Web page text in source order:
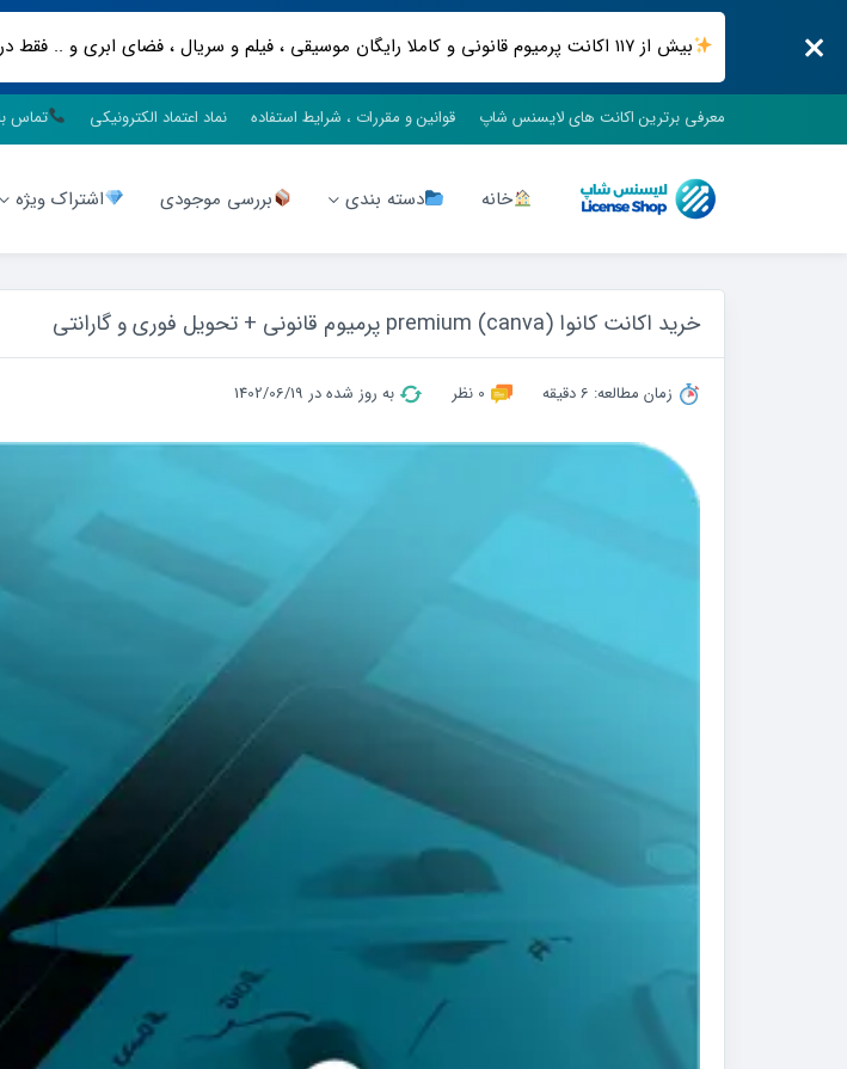
بیش از ۱۱۷ اکانت پرمیوم قانونی و کاملا رایگان موسیقی ، فیلم و سریال ، فضای ابری و .. فقط در لایسنس شاپ
معرفی برترین اکانت های لایسنس شاپ قوانین و مقررات ، شرایط استفاده نماد اعتماد الکترونیکی تماس با
خانه دسته بندی بررسی موجودی اشتراک ویژه
خرید اکانت کانوا (canva) premium پرمیوم قانونی + تحویل فوری و گارانتی
زمان مطالعه: 6 دقیقه 0 نظر به روز شده در 1402/06/19